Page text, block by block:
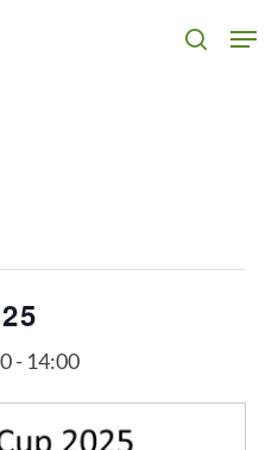
search
- 14:00